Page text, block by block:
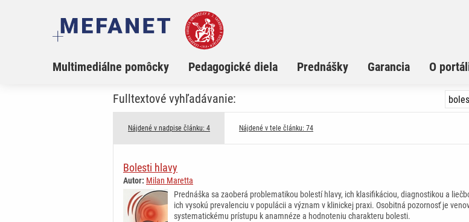
Multimediálne pomôcky Pedagogické diela Prednášky Garancia O
Fulltextové vyhľadávanie:
Nájdené v nadpise článku: 4 Nájdené v tele článku: 74
Bolesti hlavy
Autor: Milan Maretta
Prednáška sa zaoberá problematikou bolestí hlavy, ich klasifikáciou, diagnostikou a
ich vysokú prevalenciu v populácii a význam v klinickej praxi. Osobitná pozornosť je
systematickému prístupu k anamnéze a hodnoteniu charakteru bolesti.